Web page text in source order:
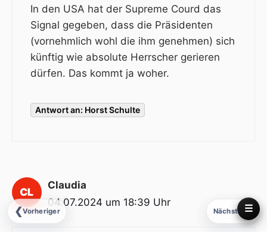
In den USA hat der Supreme Courd das
Signal gegeben, dass die Präsidenten
(vornehmlich wohl die ihm genehmen) sich
künftig wie absolute Herrscher gerieren
dürfen. Das kommt ja woher.
Antwort an: Horst Schulte
Claudia
04.07.2024 um 18:39 Uhr
❮Vorheriger Nächster ❯
☰